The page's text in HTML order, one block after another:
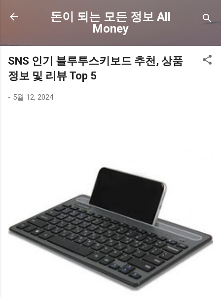
기본 콘텐츠로 건너뛰기
돈이 되는 모든 정보 All
Money
SNS 인기 블루투스키보드 추천, 상품
정보 및 리뷰 Top 5
- 5월 12, 2024